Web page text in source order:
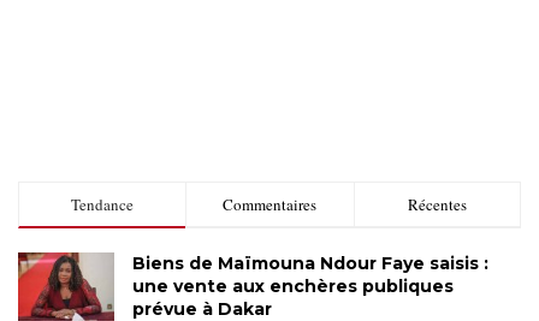
Tendance Commentaires Récentes
Biens de Maïmouna Ndour Faye saisis :
une vente aux enchères publiques
prévue à Dakar